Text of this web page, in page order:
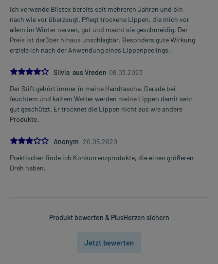
Ich verwende Blistex bereits seit mehreren Jahren und bin
nach wie vor überzeugt. Pflegt trockene Lippen, die mich vor
allem im Winter nerven, gut und macht sie geschmeidig. Der
Preis ist darüber hinaus unschlagbar. Besonders gute Wirkung
erziele ich nach der Anwendung eines Lippenpeelings.
4.0
Silvia aus Vreden 06.03.2023
Der Stift gehört immer in meine Handtasche. Gerade bei
feuchtem und kaltem Wetter werden meine Lippen damit sehr
gut geschützt. Er trocknet die Lippen nicht aus wie andere
Produkte.
3.0Anonym 20.05.2020
Praktischer finde ich Konkurrenzprodukte, die einen größeren
Dreh haben.
Produkt bewerten & PlusHerzen sichern
Jetzt bewerten